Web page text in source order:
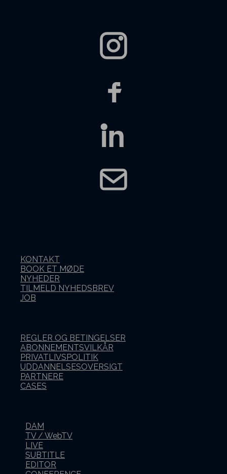
KONTAKT
BOOK ET MØDE
NYHEDER
TILMELD NYHEDSBREV
JOB
REGLER OG BETINGELSER
ABONNEMENTSVILKÅR
PRIVATLIVSPOLITIK
UDDANNELSESOVERSIGT
PARTNERE
CASES
DAM
TV / WebTV
LIVE
SUBTITLE
EDITOR